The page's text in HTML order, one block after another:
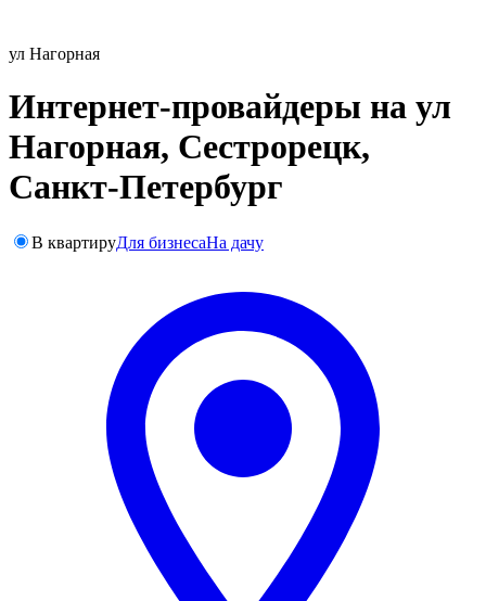
ул Нагорная
Интернет-провайдеры на ул
Нагорная, Сестрорецк,
Санкт-Петербург
В квартируДля бизнесаНа дачу